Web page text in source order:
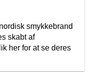
smykkebrand
skabt af
her for at se deres